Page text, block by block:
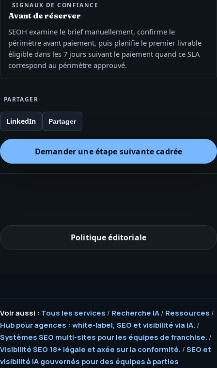
SIGNAUX DE CONFIANCE
Avant de réserver
SEOH examine le brief manuellement, confirme le
périmètre avant paiement, puis planifie le premier livrable
éligible dans les 7 jours suivant le paiement quand ce SLA
correspond au périmètre approuvé.
PARTAGER
LinkedIn Partager
Demander une étape suivante cadrée
Politique éditoriale
Voir aussi : Tous les services / Recherche IA / Ressources /
Hub pour agences : white-label, SEO et visibilité via IA. /
Systèmes SEO multi-sites pour les équipes de franchise. /
Visibilité SEO 18+ légale et axée sur la conformité. / SEO et
visibilité IA gouvernés pour des équipes à parties